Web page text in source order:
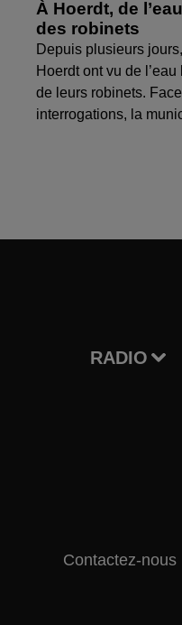
À Hoerdt, de
des robinets
Depuis plusieurs
Hoerdt ont vu de
de leurs robinets.
interrogations, la
RADIO
Contactez-nous